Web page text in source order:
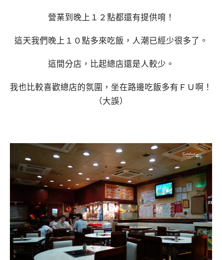
營業到晚上１２點都還有提供唷！
這天我們晚上１０點多來吃飯，人潮已經少很多了。
這間分店，比起總店還是人較少。
我也比較喜歡總店的氛圍，坐在路邊吃飯多有ＦＵ啊！
（大誤）